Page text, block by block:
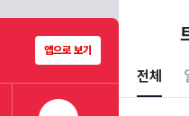
앱으로 보기
전체